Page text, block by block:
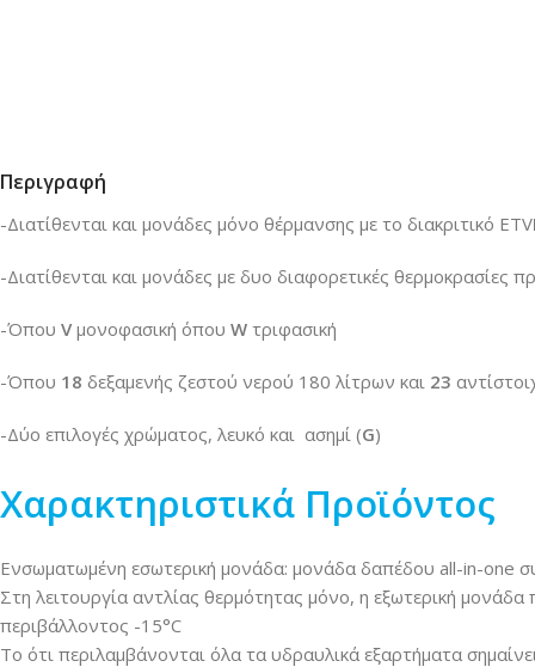
Περιγραφή
-Διατίθενται και μονάδες μόνο θέρμανσης με το διακριτικό ETV
-Διατίθενται και μονάδες με δυο διαφορετικές θερμοκρασίες
-Όπου V μονοφασική όπου W τριφασική
-Όπου 18 δεξαμενής ζεστού νερού 180 λίτρων και 23
-Δύο επιλογές χρώματος, λευκό και ασημί (G)
Χαρακτηριστικά Προϊόντος
Ενσωματωμένη εσωτερική μονάδα: μονάδα δαπέδου all-in-one
Στη λειτουργία αντλίας θερμότητας μόνο, η εξωτερική
περιβάλλοντος -15°C
Το ότι περιλαμβάνονται όλα τα υδραυλικά εξαρτήματα